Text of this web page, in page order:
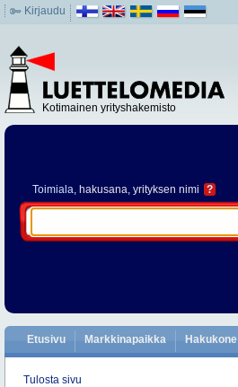
Kirjaudu
Kotimainen yrityshakemisto
Toimiala, hakusana, yrityksen nimi ?
Etusivu Markkinapaikka Hakukone
Tulosta sivu